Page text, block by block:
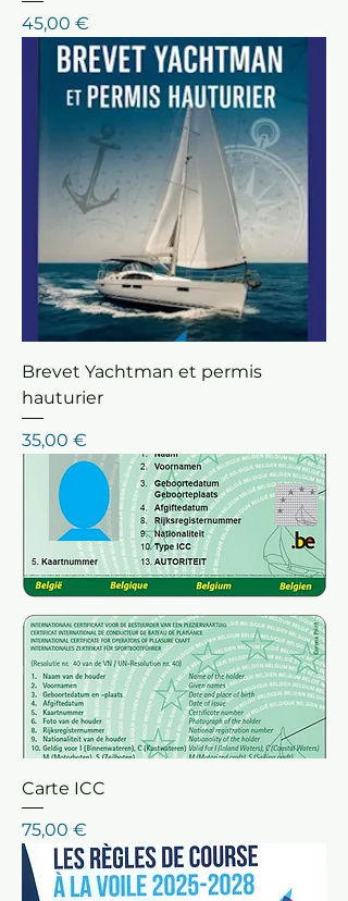
Prix
45,00 €
Brevet Yachtman et permis
hauturier
Prix
35,00 €
Carte ICC
Prix
75,00 €